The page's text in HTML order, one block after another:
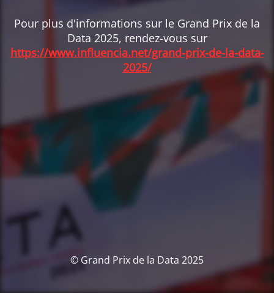
Pour plus d'informations sur le Grand Prix de la
Data 2025, rendez-vous sur
https://www.influencia.net/grand-prix-de-la-data-
2025/
© Grand Prix de la Data 2025